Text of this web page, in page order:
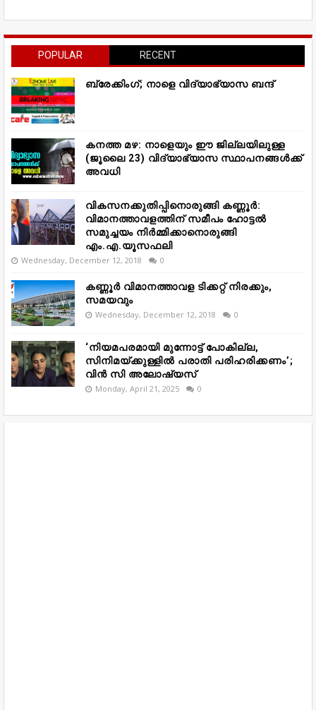
POPULAR RECENT
ബ്രേക്കിംഗ്; നാളെ വിദ്യാഭ്യാസ ബന്ദ്
കനത്ത മഴ: നാളെയും ഈ ജില്ലയിലുള്ള
(ജൂലൈ 23) വിദ്യാഭ്യാസ സ്ഥാപനങ്ങൾക്ക്
അവധി
വികസനക്കുതിപ്പിനൊരുങ്ങി കണ്ണൂർ:
വിമാനത്താവളത്തിന് സമീപം ഹോട്ടൽ
സമുച്ചയം നിർമ്മിക്കാനൊരുങ്ങി
എം.എ.യൂസഫലി
Wednesday, December 12, 2018 0
കണ്ണൂർ വിമാനത്താവള ടിക്കറ്റ് നിരക്കും,
സമയവും
Wednesday, December 12, 2018 0
‘നിയമപരമായി മുന്നോട്ട് പോകില്ല,
സിനിമയ്ക്കുള്ളിൽ പരാതി പരിഹരിക്കണം’;
വിൻ സി അലോഷ്യസ്
Monday, April 21, 2025 0